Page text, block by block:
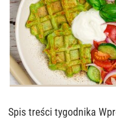
Spis treści tygodnika